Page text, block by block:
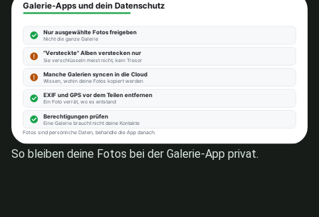
So bleiben deine Fotos bei der Galerie-App privat.